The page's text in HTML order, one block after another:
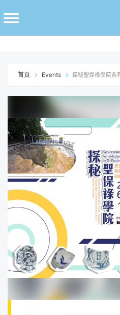
至
首頁 Events 探秘聖保祿學院系